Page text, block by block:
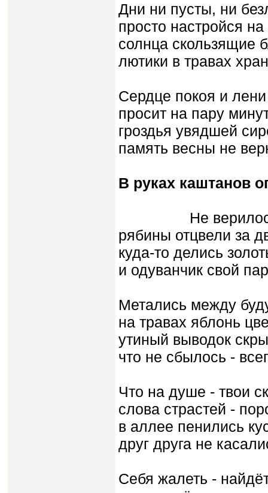
Дни ни пусты, ни
просто настройся
солнца скользящие
лютики в травах
Сердце покоя и лени
просит на пару
гроздья увядшей
память весны не
В руках каштанов
Не верилось,
рябины отцвели за
куда-то делись
и одуванчик свой
Метались между
на травах яблонь
утиный выводок
что не сбылось -
Что на душе - твои
слова страстей -
в аллее пенились
друг друга не
Себя жалеть -